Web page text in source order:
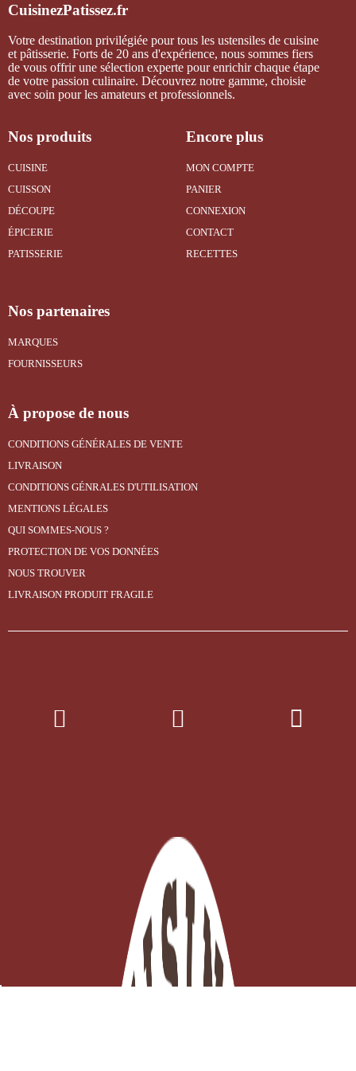
Kougelhopf N°6 de 20 cm Faux-Bois
CuisinezPatissez.fr
Votre destination privilégiée pour tous les ustensiles de cuisine
et pâtisserie. Forts de 20 ans d'expérience, nous sommes fiers
de vous offrir une sélection experte pour enrichir chaque étape
de votre passion culinaire. Découvrez notre gamme, choisie
avec soin pour les amateurs et professionnels.
Nos produits
CUISINE
CUISSON
DÉCOUPE
ÉPICERIE
PATISSERIE
Encore plus
MON COMPTE
PANIER
CONNEXION
CONTACT
RECETTES
Nos partenaires
MARQUES
FOURNISSEURS
À propose de nous
CONDITIONS GÉNÉRALES DE VENTE
LIVRAISON
CONDITIONS GÉNRALES D'UTILISATION
MENTIONS LÉGALES
QUI SOMMES-NOUS ?
PROTECTION DE VOS DONNÉES
NOUS TROUVER
LIVRAISON PRODUIT FRAGILE